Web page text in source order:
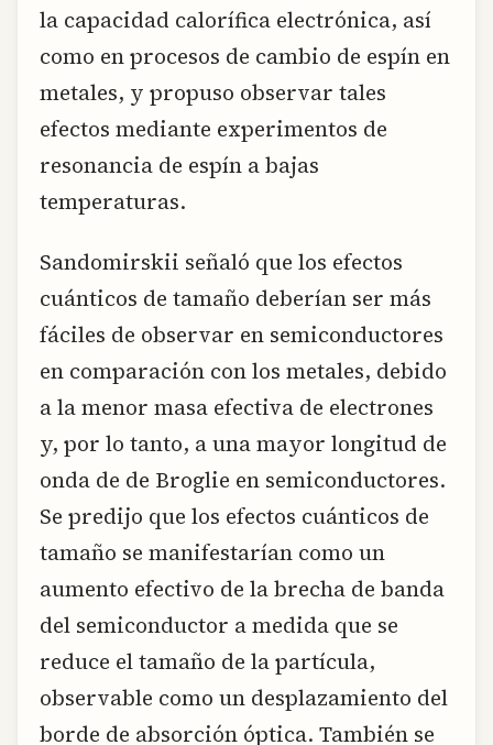
la capacidad calorífica electrónica, así
como en procesos de cambio de espín en
metales, y propuso observar tales
efectos mediante experimentos de
resonancia de espín a bajas
temperaturas.
Sandomirskii señaló que los efectos
cuánticos de tamaño deberían ser más
fáciles de observar en semiconductores
en comparación con los metales, debido
a la menor masa efectiva de electrones
y, por lo tanto, a una mayor longitud de
onda de de Broglie en semiconductores.
Se predijo que los efectos cuánticos de
tamaño se manifestarían como un
aumento efectivo de la brecha de banda
del semiconductor a medida que se
reduce el tamaño de la partícula,
observable como un desplazamiento del
borde de absorción óptica. También se